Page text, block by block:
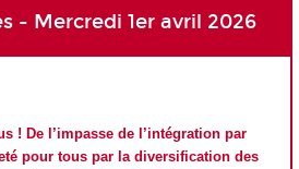
- Mercredi 1er avril 2026
! De l’impasse de l’intégration par
pour tous par la diversification des